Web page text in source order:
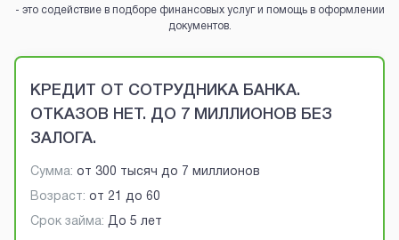
- это содействие в подборе финансовых услуг и помощь в оформлении
документов.
Brobaza - VIP-объявления
КРЕДИТ ОТ СОТРУДНИКА БАНКА.
ОТКАЗОВ НЕТ. ДО 7 МИЛЛИОНОВ БЕЗ
ЗАЛОГА.
Сумма: от 300 тысяч до 7 миллионов
Возраст: от 21 до 60
Срок займа: До 5 лет